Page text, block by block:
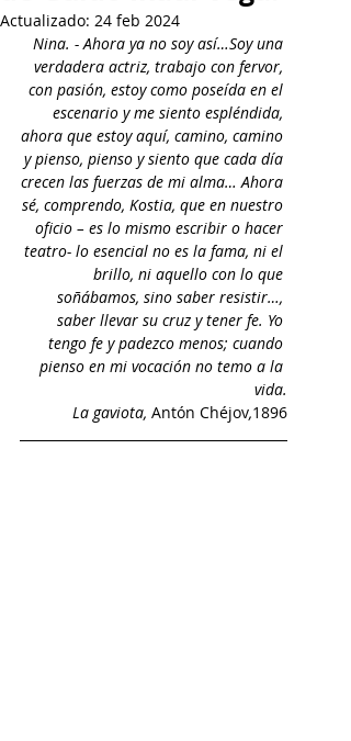
Actualizado: 24 feb 2024
Nina. - Ahora ya no soy así…Soy una
verdadera actriz, trabajo con fervor,
con pasión, estoy como poseída en el
escenario y me siento espléndida,
ahora que estoy aquí, camino, camino
y pienso, pienso y siento que cada día
crecen las fuerzas de mi alma… Ahora
sé, comprendo, Kostia, que en nuestro
oficio – es lo mismo escribir o hacer
teatro- lo esencial no es la fama, ni el
brillo, ni aquello con lo que
soñábamos, sino saber resistir…,
saber llevar su cruz y tener fe. Yo
tengo fe y padezco menos; cuando
pienso en mi vocación no temo a la
vida.
La gaviota, Antón Chéjov,1896